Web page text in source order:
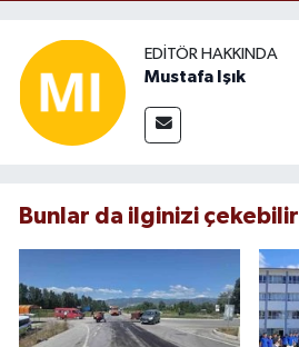
EDITÖR HAKKINDA
Mustafa Işık
Bunlar da ilginizi çekebilir